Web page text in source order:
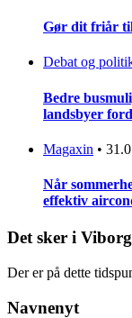
Gør dit friår
Debat og
Bedre
landsbyer
Magaxin •
Når
effektiv
Det sker i Viborg
Der er på dette
Navnenyt